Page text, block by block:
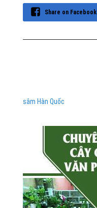
Share on Facebook
sâm Hàn Quốc